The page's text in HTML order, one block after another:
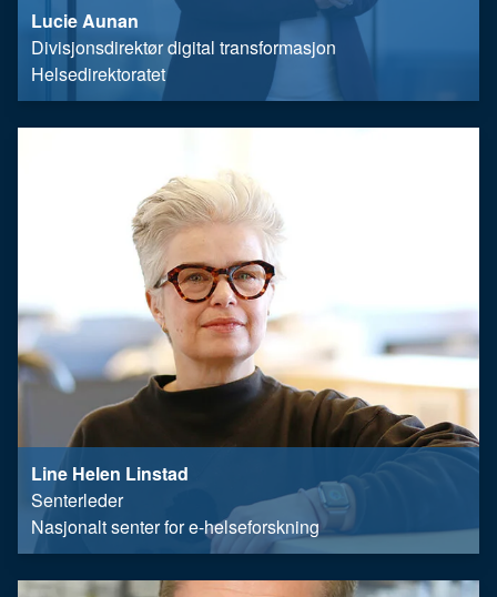
Lucie Aunan
Divisjonsdirektør digital transformasjon
Helsedirektoratet
Line Helen Linstad
Senterleder
Nasjonalt senter for e-helseforskning